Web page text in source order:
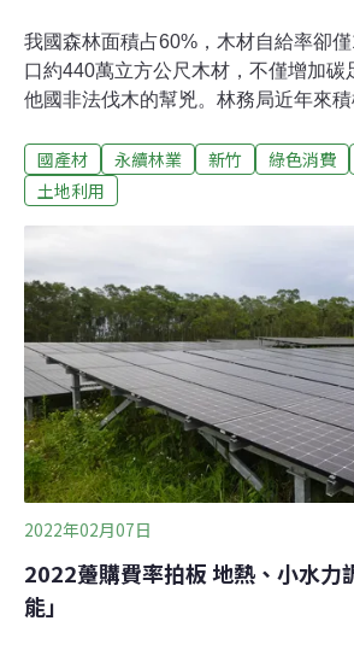
我國森林面積占60%，木材自給率卻
口約440萬立方公尺木材，不僅增加碳
他國非法伐木的幫兇。林務局近年來
但即便有了國產材溯源系統，不少消
的不會破壞水土保持、影響生態環境
拔1200公尺的高山中，走進蓊鬱的森
地而起，每一棵都筆直的高聳入雲。
竄出，斑斕樹影隨風靈動，可以聞到
苔蘚氣息，張耳細聽，不遠處傳來「
聲響，樹木一棵接著一棵倒下······。
警，這可不是什麼山老鼠在盜採林木
「皆伐」。在這片生長超過20年
國產材 永續林業 新竹 綠色消費
土地利用
2022年02月07日
2022躉購費率拍板 地熱、小水力
能」